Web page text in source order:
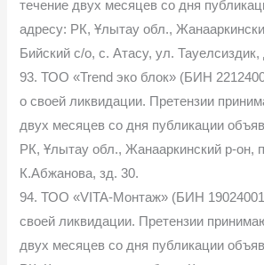
течение двух месяцев со дня
адресу: РК, Ұлытау обл.,
Бийский с/о, с. Атасу, ул. Тауелсиздик,
93. ТОО «Trend эко блок» (БИН
о своей ликвидации. Претензии
двух месяцев со дня публикации
РК, Ұлытау обл., Жанааркинский р-он,
К.Абжанова, зд. 30.
94. ТОО «VITA-Монтаж» (БИН
своей ликвидации. Претензии
двух месяцев со дня публикации